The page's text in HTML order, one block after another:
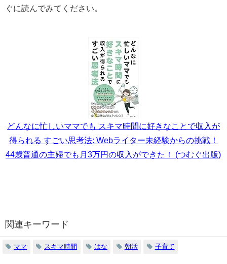
ぐに読んでみてください。
どんなに忙しいママでも スキマ時間に好きなことで収入が
得られる すごい思考法: Webライター未経験からの挑戦！
44歳普通の主婦でも月3万円の収入ができた！ (つむぐ出版)
関連キーワード
ママ スキマ時間 はな 朝活 子育て